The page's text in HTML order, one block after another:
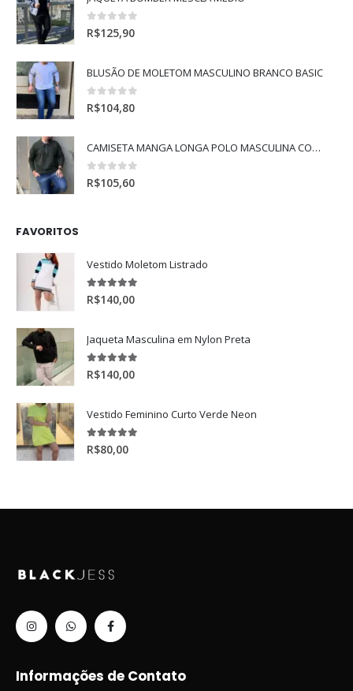
0 de 5
R$125,90
BLUSÃO DE MOLETOM MASCULINO BRANCO BASIC
0 de 5
R$104,80
CAMISETA MANGA LONGA POLO MASCULINA COM MANGA RAGLAN
0 de 5
R$105,60
FAVORITOS
Vestido Moletom Listrado
5.00de 5
R$140,00
Jaqueta Masculina em Nylon Preta
5.00de 5
R$140,00
Vestido Feminino Curto Verde Neon
5.00de 5
R$80,00
Informações de Contato